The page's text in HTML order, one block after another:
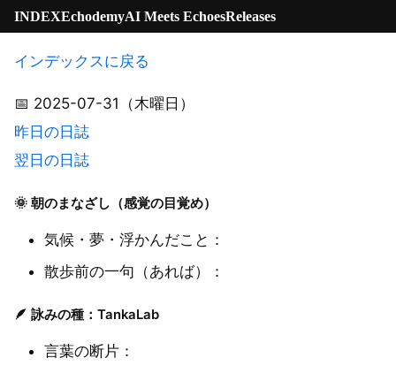
INDEXEchodemyAI Meets EchoesReleases
インデックスに戻る
📅 2025-07-31（木曜日）
昨日の日誌
翌日の日誌
🌞 朝のまなざし（感覚の目覚め）
気候・夢・浮かんだこと：
散歩前の一句（あれば）：
🪶 詠みの種：TankaLab
言葉の断片：